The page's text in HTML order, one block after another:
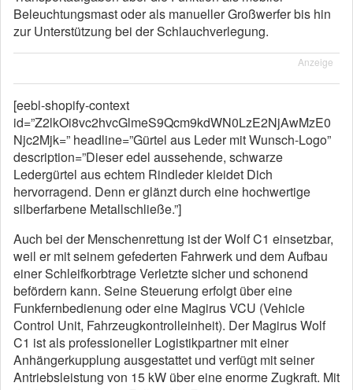
Beleuchtungsmast oder als manueller Großwerfer bis hin
zur Unterstützung bei der Schlauchverlegung.
Anzeige
[eebl-shopify-context
id=”Z2lkOi8vc2hvcGlmeS9Qcm9kdWN0LzE2NjAwMzE0
Njc2Mjk=” headline=”Gürtel aus Leder mit Wunsch-Logo”
description=”Dieser edel aussehende, schwarze
Ledergürtel aus echtem Rindleder kleidet Dich
hervorragend. Denn er glänzt durch eine hochwertige
silberfarbene Metallschließe.”]
Auch bei der Menschenrettung ist der Wolf C1 einsetzbar,
weil er mit seinem gefederten Fahrwerk und dem Aufbau
einer Schleifkorbtrage Verletzte sicher und schonend
befördern kann. Seine Steuerung erfolgt über eine
Funkfernbedienung oder eine Magirus VCU (Vehicle
Control Unit, Fahrzeugkontrolleinheit). Der Magirus Wolf
C1 ist als professioneller Logistikpartner mit einer
Anhängerkupplung ausgestattet und verfügt mit seiner
Antriebsleistung von 15 kW über eine enorme Zugkraft. Mit